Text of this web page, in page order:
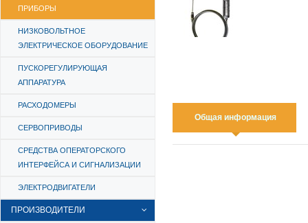
ПРИБОРЫ
НИЗКОВОЛЬТНОЕ
ЭЛЕКТРИЧЕСКОЕ ОБОРУДОВАНИЕ
ПУСКОРЕГУЛИРУЮЩАЯ
АППАРАТУРА
РАСХОДОМЕРЫ
СЕРВОПРИВОДЫ
СРЕДСТВА ОПЕРАТОРСКОГО
ИНТЕРФЕЙСА И СИГНАЛИЗАЦИИ
ЭЛЕКТРОДВИГАТЕЛИ
ПРОИЗВОДИТЕЛИ
Общая информация